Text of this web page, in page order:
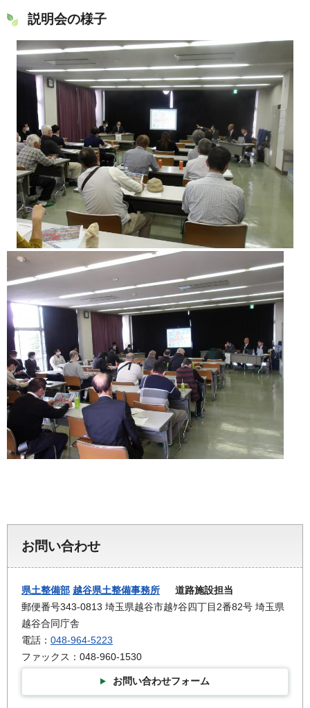
説明会の様子
お問い合わせ
県土整備部 越谷県土整備事務所 道路施設担当
郵便番号343-0813 埼玉県越谷市越ｹ谷四丁目2番82号 埼玉県
越谷合同庁舎
電話： 048-964-5223
ファックス：048-960-1530
お問い合わせフォーム